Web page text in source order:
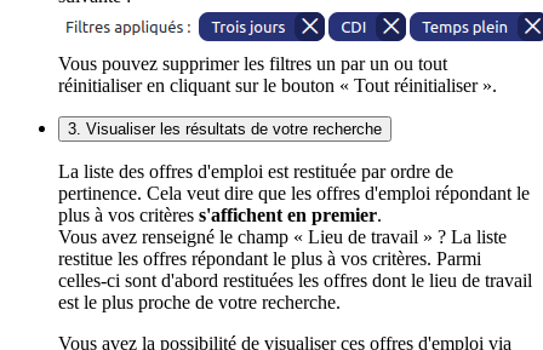
Vous pouvez supprimer les filtres un par un ou tout
réinitialiser en cliquant sur le bouton « Tout réinitialiser ».
3. Visualiser les résultats de votre recherche
La liste des offres d'emploi est restituée par ordre de
pertinence. Cela veut dire que les offres d'emploi répondant le
plus à vos critères s'affichent en premier.
Vous avez renseigné le champ « Lieu de travail » ? La liste
restitue les offres répondant le plus à vos critères. Parmi
celles-ci sont d'abord restituées les offres dont le lieu de travail
est le plus proche de votre recherche.
Vous avez la possibilité de visualiser ces offres d'emploi via